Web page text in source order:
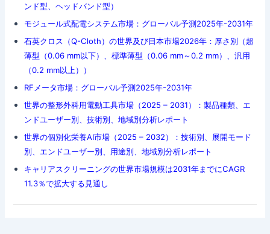
ンド型、ヘッドバンド型）
モジュール式配電システム市場：グローバル予測2025年-2031年
石英クロス（Q-Cloth）の世界及び日本市場2026年：厚さ別（超
薄型（0.06 mm以下）、標準薄型（0.06 mm～0.2 mm）、汎用
（0.2 mm以上））
RFメータ市場：グローバル予測2025年-2031年
世界の整形外科用電動工具市場（2025 – 2031）：製品種類、エ
ンドユーザー別、技術別、地域別分析レポート
世界の個別化栄養AI市場（2025 – 2032）：技術別、展開モード
別、エンドユーザー別、用途別、地域別分析レポート
キャリアスクリーニングの世界市場規模は2031年までにCAGR
11.3％で拡大する見通し